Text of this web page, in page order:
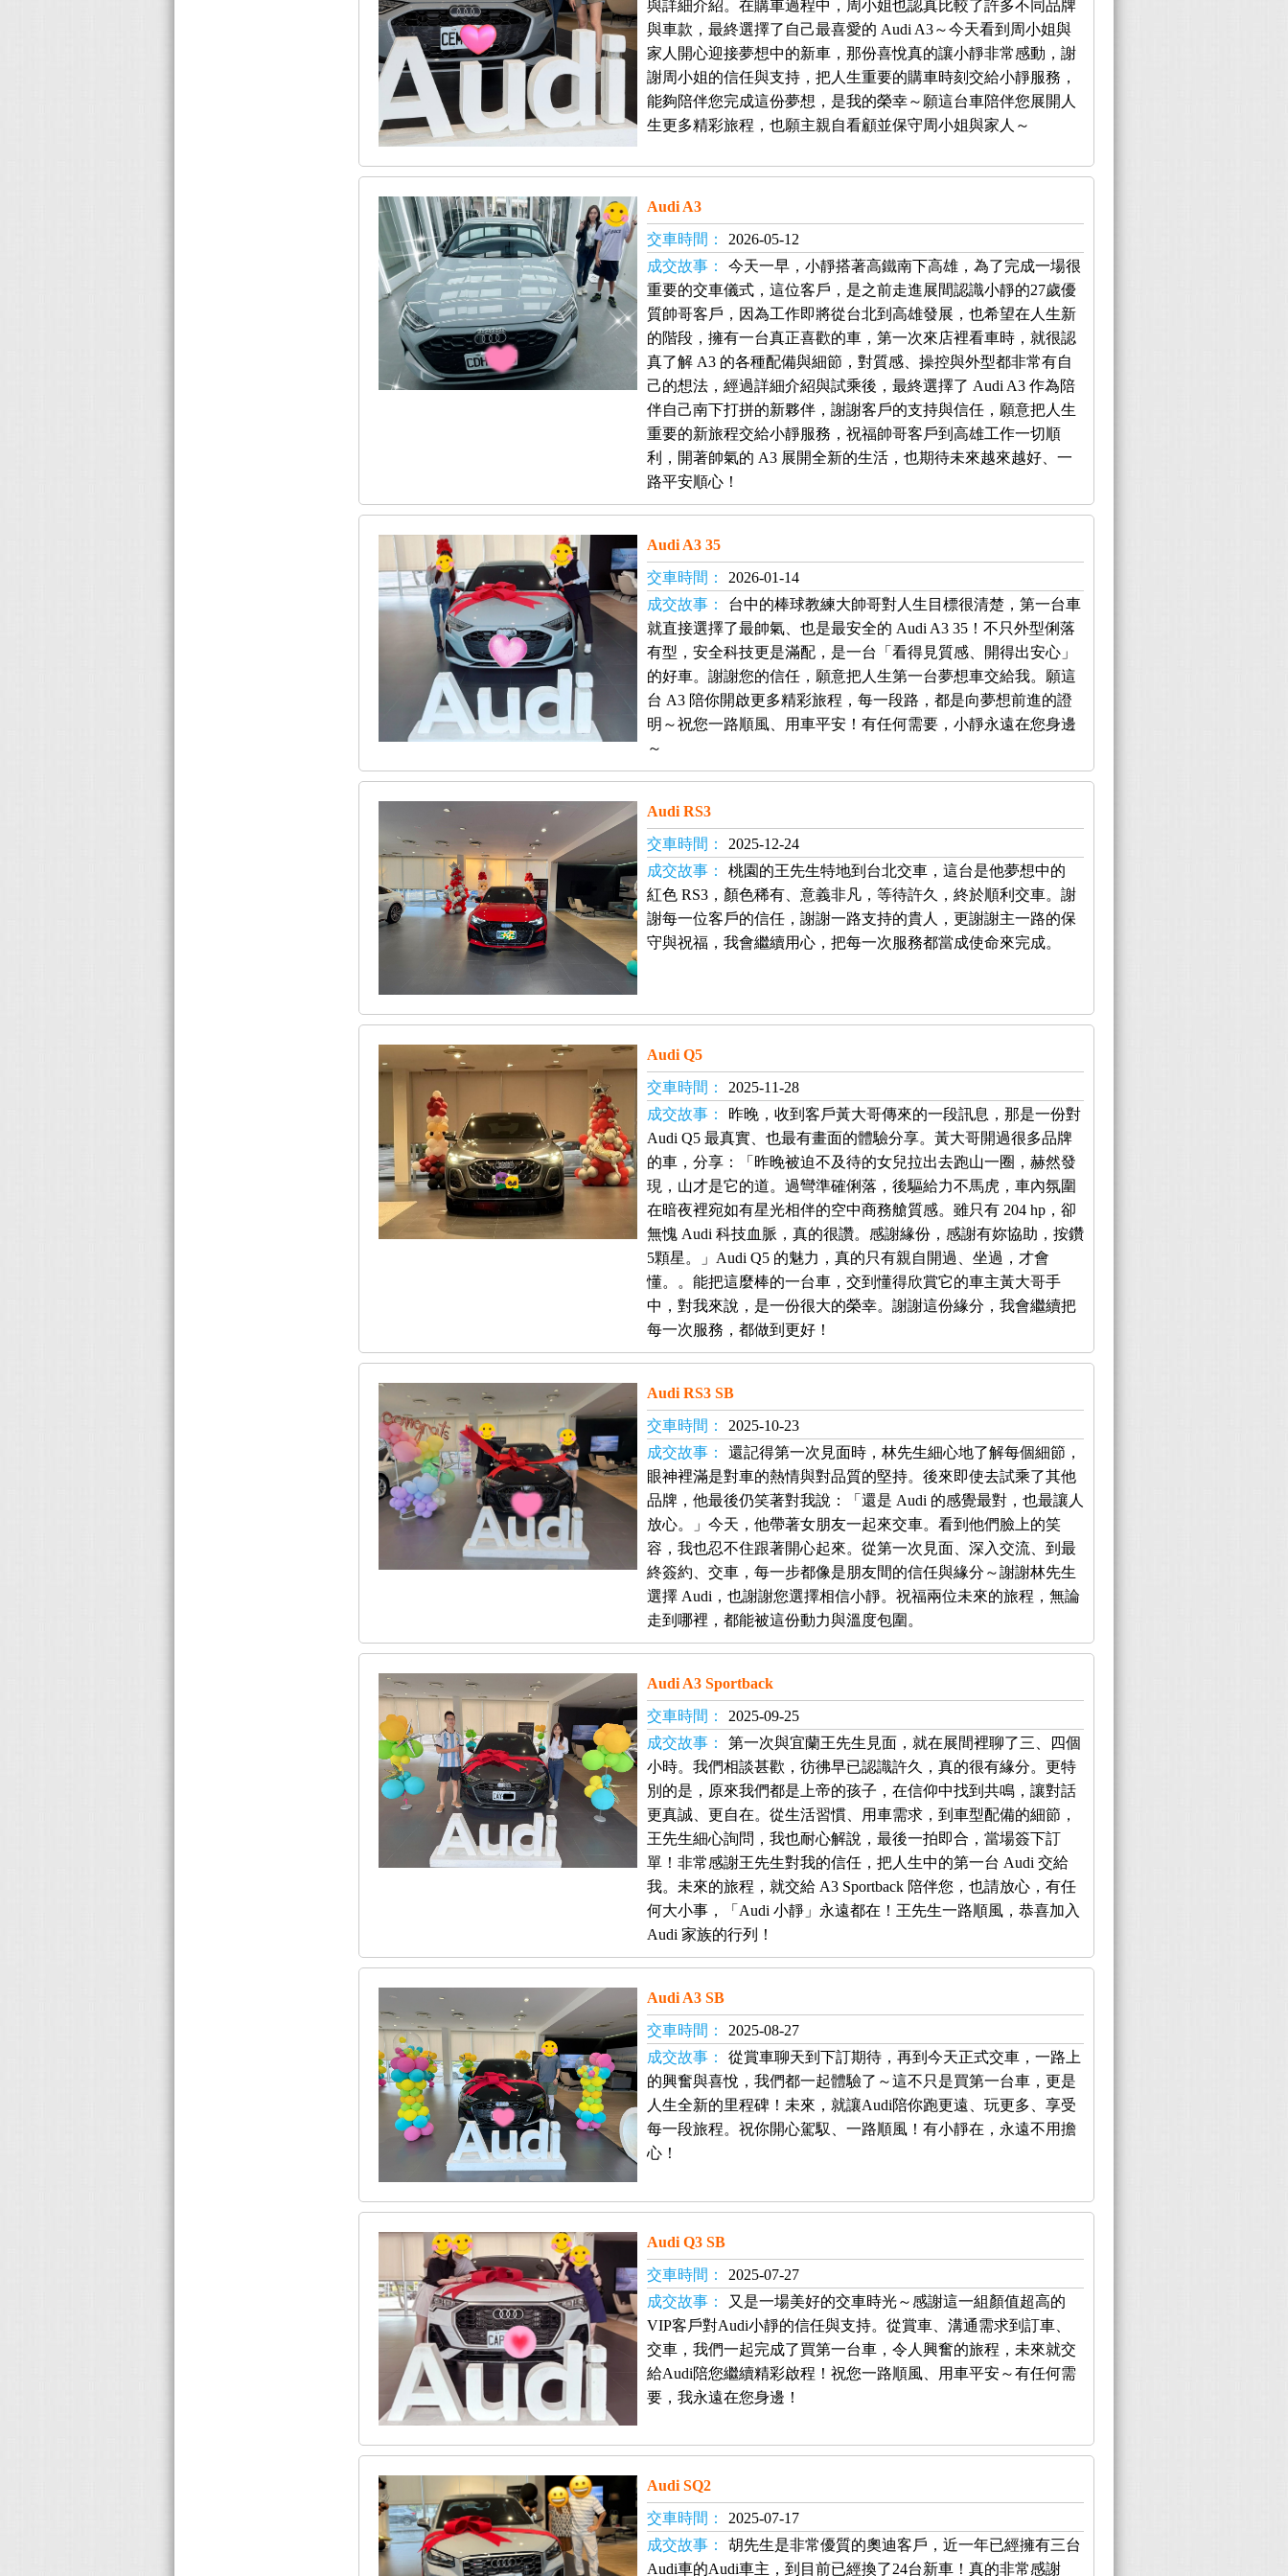
與詳細介紹。在購車過程中，周小姐也認真比較了許多不同品牌
與車款，最終選擇了自己最喜愛的 Audi A3～今天看到周小姐與
家人開心迎接夢想中的新車，那份喜悅真的讓小靜非常感動，謝
謝周小姐的信任與支持，把人生重要的購車時刻交給小靜服務，
能夠陪伴您完成這份夢想，是我的榮幸～願這台車陪伴您展開人
生更多精彩旅程，也願主親自看顧並保守周小姐與家人～
Audi A3
交車時間：
2026-05-12
成交故事：
今天一早，小靜搭著高鐵南下高雄，為了完成一場很
重要的交車儀式，這位客戶，是之前走進展間認識小靜的27歲優
質帥哥客戶，因為工作即將從台北到高雄發展，也希望在人生新
的階段，擁有一台真正喜歡的車，第一次來店裡看車時，就很認
真了解 A3 的各種配備與細節，對質感、操控與外型都非常有自
己的想法，經過詳細介紹與試乘後，最終選擇了 Audi A3 作為陪
伴自己南下打拼的新夥伴，謝謝客戶的支持與信任，願意把人生
重要的新旅程交給小靜服務，祝福帥哥客戶到高雄工作一切順
利，開著帥氣的 A3 展開全新的生活，也期待未來越來越好、一
路平安順心！
Audi A3 35
交車時間：
2026-01-14
成交故事：
台中的棒球教練大帥哥對人生目標很清楚，第一台車
就直接選擇了最帥氣、也是最安全的 Audi A3 35！不只外型俐落
有型，安全科技更是滿配，是一台「看得見質感、開得出安心」
的好車。謝謝您的信任，願意把人生第一台夢想車交給我。願這
台 A3 陪你開啟更多精彩旅程，每一段路，都是向夢想前進的證
明～祝您一路順風、用車平安！有任何需要，小靜永遠在您身邊
～
Audi RS3
交車時間：
2025-12-24
成交故事：
桃園的王先生特地到台北交車，這台是他夢想中的
紅色 RS3，顏色稀有、意義非凡，等待許久，終於順利交車。謝
謝每一位客戶的信任，謝謝一路支持的貴人，更謝謝主一路的保
守與祝福，我會繼續用心，把每一次服務都當成使命來完成。
Audi Q5
交車時間：
2025-11-28
成交故事：
昨晚，收到客戶黃大哥傳來的一段訊息，那是一份對
Audi Q5 最真實、也最有畫面的體驗分享。黃大哥開過很多品牌
的車，分享：「昨晚被迫不及待的女兒拉出去跑山一圈，赫然發
現，山才是它的道。過彎準確俐落，後驅給力不馬虎，車內氛圍
在暗夜裡宛如有星光相伴的空中商務艙質感。雖只有 204 hp，卻
無愧 Audi 科技血脈，真的很讚。感謝緣份，感謝有妳協助，按鑽
5顆星。」Audi Q5 的魅力，真的只有親自開過、坐過，才會
懂。。能把這麼棒的一台車，交到懂得欣賞它的車主黃大哥手
中，對我來說，是一份很大的榮幸。謝謝這份緣分，我會繼續把
每一次服務，都做到更好！
Audi RS3 SB
交車時間：
2025-10-23
成交故事：
還記得第一次見面時，林先生細心地了解每個細節，
眼神裡滿是對車的熱情與對品質的堅持。後來即使去試乘了其他
品牌，他最後仍笑著對我說：「還是 Audi 的感覺最對，也最讓人
放心。」今天，他帶著女朋友一起來交車。看到他們臉上的笑
容，我也忍不住跟著開心起來。從第一次見面、深入交流、到最
終簽約、交車，每一步都像是朋友間的信任與緣分～謝謝林先生
選擇 Audi，也謝謝您選擇相信小靜。祝福兩位未來的旅程，無論
走到哪裡，都能被這份動力與溫度包圍。
Audi A3 Sportback
交車時間：
2025-09-25
成交故事：
第一次與宜蘭王先生見面，就在展間裡聊了三、四個
小時。我們相談甚歡，彷彿早已認識許久，真的很有緣分。更特
別的是，原來我們都是上帝的孩子，在信仰中找到共鳴，讓對話
更真誠、更自在。從生活習慣、用車需求，到車型配備的細節，
王先生細心詢問，我也耐心解說，最後一拍即合，當場簽下訂
單！非常感謝王先生對我的信任，把人生中的第一台 Audi 交給
我。未來的旅程，就交給 A3 Sportback 陪伴您，也請放心，有任
何大小事，「Audi 小靜」永遠都在！王先生一路順風，恭喜加入
Audi 家族的行列！
Audi A3 SB
交車時間：
2025-08-27
成交故事：
從賞車聊天到下訂期待，再到今天正式交車，一路上
的興奮與喜悅，我們都一起體驗了～這不只是買第一台車，更是
人生全新的里程碑！未來，就讓Audi陪你跑更遠、玩更多、享受
每一段旅程。祝你開心駕馭、一路順風！有小靜在，永遠不用擔
心！
Audi Q3 SB
交車時間：
2025-07-27
成交故事：
又是一場美好的交車時光～感謝這一組顏值超高的
VIP客戶對Audi小靜的信任與支持。從賞車、溝通需求到訂車、
交車，我們一起完成了買第一台車，令人興奮的旅程，未來就交
給Audi陪您繼續精彩啟程！祝您一路順風、用車平安～有任何需
要，我永遠在您身邊！
Audi SQ2
交車時間：
2025-07-17
成交故事：
胡先生是非常優質的奧迪客戶，近一年已經擁有三台
Audi車的Audi車主，到目前已經換了24台新車！真的非常感謝